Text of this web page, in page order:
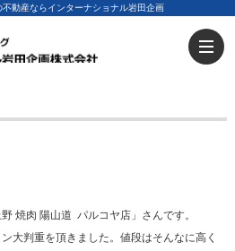
動産ならインターナショナル岩田企画
焼肉 陽山道 パルコヤ店」さんです。
大判重を頂きました。値段はそんなに高く